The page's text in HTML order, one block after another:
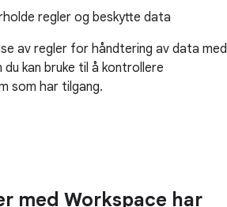
regler og beskytte data
av regler for håndtering av data med
du kan bruke til å kontrollere
som har tilgang.
med Workspace har